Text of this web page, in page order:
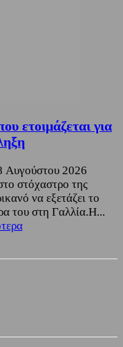
ετοιμάζεται για
Αυγούστου 2026
στόχαστρο της
να εξετάζει το
του στη Γαλλία.Η...